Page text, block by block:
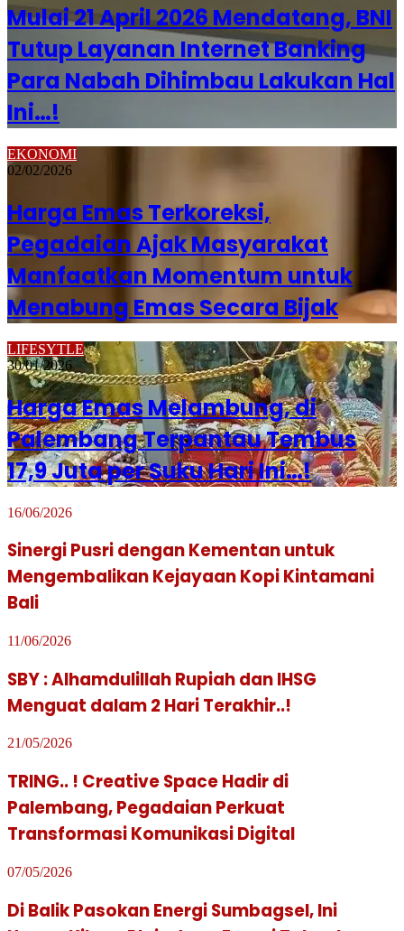
Mulai 21 April 2026 Mendatang, BNI
Tutup Layanan Internet Banking
Para Nabah Dihimbau Lakukan Hal
Ini…!
EKONOMI
02/02/2026
Harga Emas Terkoreksi,
Pegadaian Ajak Masyarakat
Manfaatkan Momentum untuk
Menabung Emas Secara Bijak
LIFESYTLE
30/01/2026
Harga Emas Melambung, di
Palembang Terpantau Tembus
17,9 Juta per Suku Hari Ini…!
16/06/2026
Sinergi Pusri dengan Kementan untuk
Mengembalikan Kejayaan Kopi Kintamani
Bali
11/06/2026
SBY : Alhamdulillah Rupiah dan IHSG
Menguat dalam 2 Hari Terakhir..!
21/05/2026
TRING.. ! Creative Space Hadir di
Palembang, Pegadaian Perkuat
Transformasi Komunikasi Digital
07/05/2026
Di Balik Pasokan Energi Sumbagsel, Ini